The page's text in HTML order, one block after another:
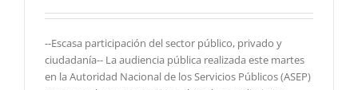
--Escasa participación del sector público, privado y
ciudadanía-- La audiencia pública realizada este martes
en la Autoridad Nacional de los Servicios Públicos (ASEP)